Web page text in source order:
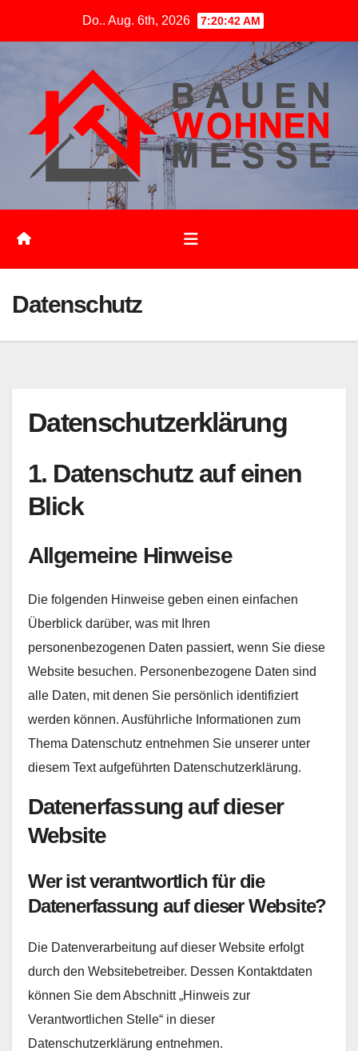
Do.. Aug. 6th, 2026 7:20:43 AM
Datenschutz
Datenschutz­erklärung
1. Datenschutz auf einen
Blick
Allgemeine Hinweise
Die folgenden Hinweise geben einen einfachen
Überblick darüber, was mit Ihren
personenbezogenen Daten passiert, wenn Sie diese
Website besuchen. Personenbezogene Daten sind
alle Daten, mit denen Sie persönlich identifiziert
werden können. Ausführliche Informationen zum
Thema Datenschutz entnehmen Sie unserer unter
diesem Text aufgeführten Datenschutzerklärung.
Datenerfassung auf dieser
Website
Wer ist verantwortlich für die
Datenerfassung auf dieser Website?
Die Datenverarbeitung auf dieser Website erfolgt
durch den Websitebetreiber. Dessen Kontaktdaten
können Sie dem Abschnitt „Hinweis zur
Verantwortlichen Stelle“ in dieser
Datenschutzerklärung entnehmen.